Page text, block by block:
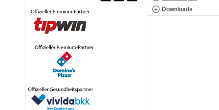
Downloads